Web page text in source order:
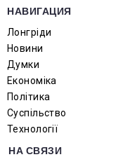
НАВИГАЦИЯ
Лонгріди
Новини
Думки
Економіка
Політика
Суспільство
Технології
НА СВЯЗИ